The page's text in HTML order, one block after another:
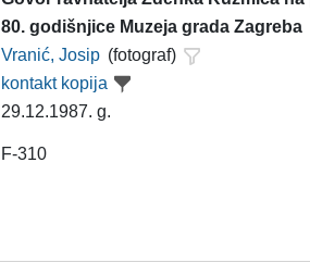
80. godišnjice Muzeja grada Zagreba
Vranić, Josip (fotograf)
kontakt kopija
29.12.1987. g.
F-310